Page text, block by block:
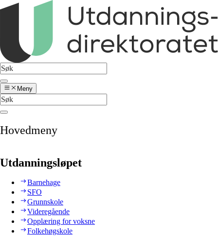
Meny
Hovedmeny
Utdanningsløpet
Barnehage
SFO
Grunnskole
Videregående
Opplæring for voksne
Folkehøgskole